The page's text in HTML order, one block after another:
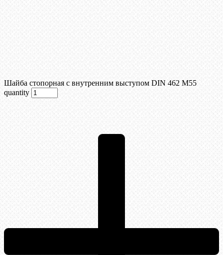
Шайба стопорная с внутренним выступом DIN 462 М55
quantity